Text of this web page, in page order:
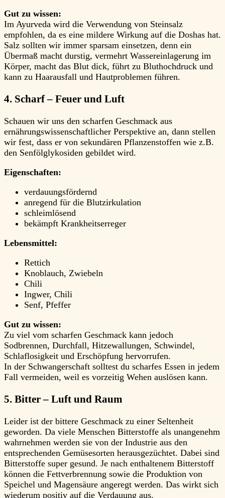
Gut zu wissen:
Im Ayurveda wird die Verwendung von Steinsalz
empfohlen, da es eine mildere Wirkung auf die Doshas hat.
Salz sollten wir immer sparsam einsetzen, denn ein
Übermaß macht durstig, vermehrt Wassereinlagerung im
Körper, macht das Blut dick, führt zu Bluthochdruck und
kann zu Haarausfall und Hautproblemen führen.
4. Scharf – Feuer und Luft
Schauen wir uns den scharfen Geschmack aus
ernährungswissenschaftlicher Perspektive an, dann stellen
wir fest, dass er von sekundären Pflanzenstoffen wie z.B.
den Senfölglykosiden gebildet wird.
Eigenschaften:
verdauungsfördernd
anregend für die Blutzirkulation
schleimlösend
bekämpft Krankheitserreger
Lebensmittel:
Rettich
Knoblauch, Zwiebeln
Chili
Ingwer, Chili
Senf, Pfeffer
Gut zu wissen:
Zu viel vom scharfen Geschmack kann jedoch
Sodbrennen, Durchfall, Hitzewallungen, Schwindel,
Schlaflosigkeit und Erschöpfung hervorrufen.
In der Schwangerschaft solltest du scharfes Essen in jedem
Fall vermeiden, weil es vorzeitig Wehen auslösen kann.
5. Bitter – Luft und Raum
Leider ist der bittere Geschmack zu einer Seltenheit
geworden. Da viele Menschen Bitterstoffe als unangenehm
wahrnehmen werden sie von der Industrie aus den
entsprechenden Gemüsesorten herausgezüchtet. Dabei sind
Bitterstoffe super gesund. Je nach enthaltenem Bitterstoff
können die Fettverbrennung sowie die Produktion von
Speichel und Magensäure angeregt werden. Das wirkt sich
wiederum positiv auf die Verdauung aus.